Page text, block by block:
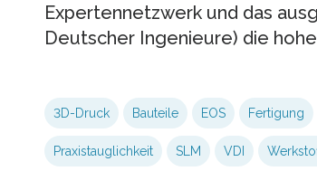
Expertennetzwerk und das
Deutscher Ingenieure) die
3D-Druck Bauteile EOS Fertigung
Praxistauglichkeit SLM VDI